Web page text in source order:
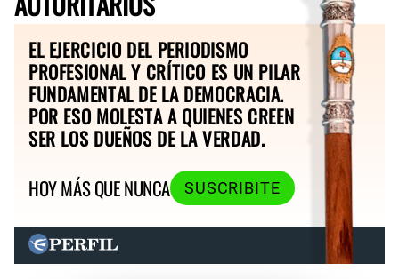
EL EJERCICIO DEL PERIODISMO
PROFESIONAL Y CRÍTICO ES UN PILAR
FUNDAMENTAL DE LA DEMOCRACIA.
POR ESO MOLESTA A QUIENES CREEN
SER LOS DUEÑOS DE LA VERDAD.
HOY MÁS QUE NUNCA
SUSCRIBITE